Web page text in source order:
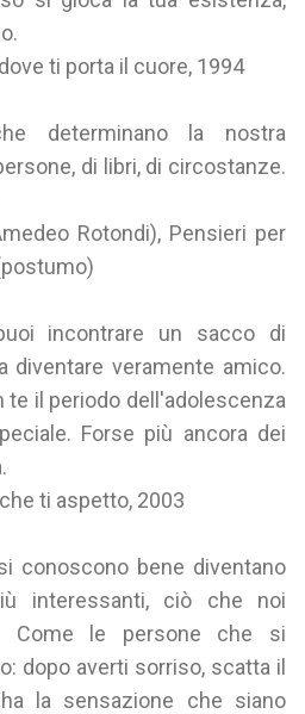
ti porta il cuore, 1994
determinano la nostra
di libri, di circostanze.
Rotondi), Pensieri per
incontrare un sacco di
diventare veramente amico.
te il periodo dell'adolescenza
Forse più ancora dei
ti aspetto, 2003
conoscono bene diventano
interessanti, ciò che noi
Come le persone che si
dopo averti sorriso, scatta il
la sensazione che siano